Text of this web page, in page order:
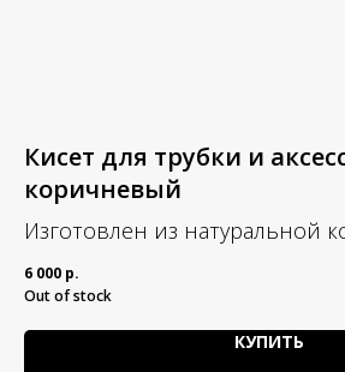
Кисет для трубки и
коричневый
Изготовлен из натуральной
crazy horse
6 000 р.
Out of stock
КУПИТЬ